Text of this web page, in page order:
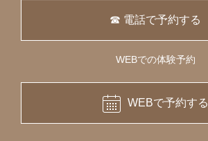
☎ 電話で予約する
WEBでの体験予約
WEBで予約する